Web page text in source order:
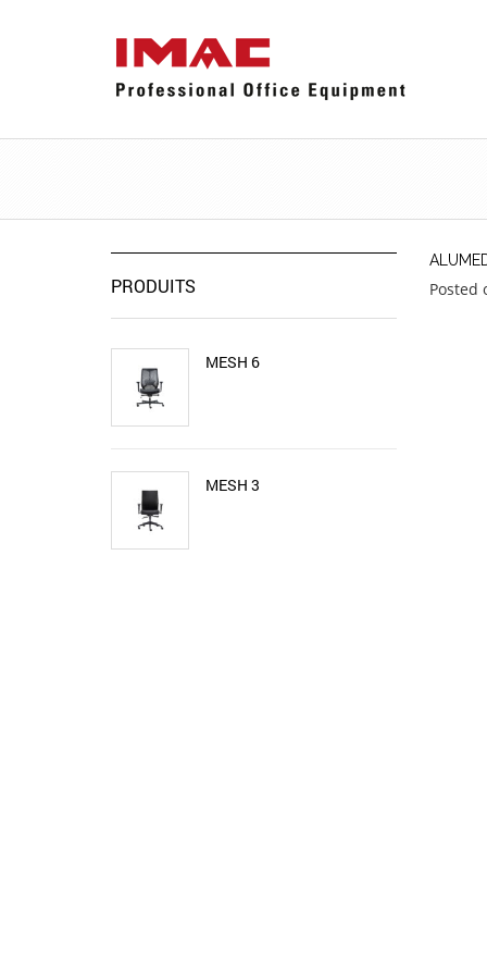
Posted
PRODUITS
MESH 6
MESH 3